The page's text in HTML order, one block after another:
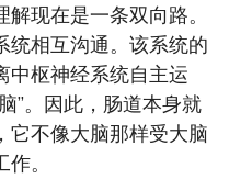
现在是一条双向路。
统相互沟通。该系统的
中枢神经系统自主运
”。因此，肠道本身就
它不像大脑那样受大脑
。